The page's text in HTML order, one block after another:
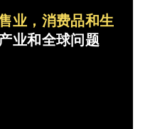
业，消费品和生
业和全球问题